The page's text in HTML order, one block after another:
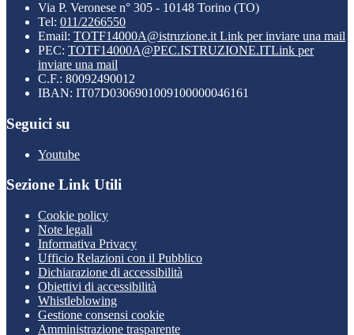
Via P. Veronese n° 305 - 10148 Torino (TO)
Tel: 011/2266550
Email: TOTF14000A@istruzione.it Link per inviare una mail
PEC: TOTF14000A@PEC.ISTRUZIONE.ITLink per
inviare una mail
C.F.: 80092490012
IBAN: IT07D0306901009100000046161
Seguici su
Youtube
Sezione Link Utili
Cookie policy
Note legali
Informativa Privacy
Ufficio Relazioni con il Pubblico
Dichiarazione di accessibilità
Obiettivi di accessibilità
Whistleblowing
Gestione consensi cookie
Amministrazione trasparente